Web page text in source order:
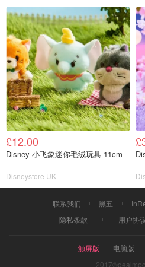
£12.00
Disney 小飞象迷你毛绒玩具 11cm
Disneystore UK
联系我们 黑五
隐私条款
用户协
触屏版 电脑版